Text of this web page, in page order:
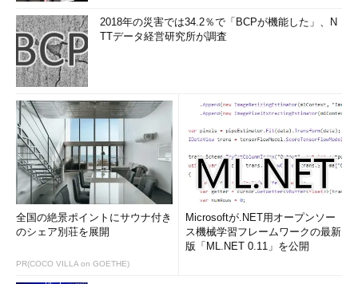
2018年の災害では34.2％で「BCPが機能した」、N
TTデータ経営研究所が調査
全国の絶景ポイントにサウナ付き
のシェア別荘を展開
PR(COCO VILLA on GOETHE)
Microsoftが.NET用オープンソー
ス機械学習フレームワークの最新
版「ML.NET 0.11」を公開